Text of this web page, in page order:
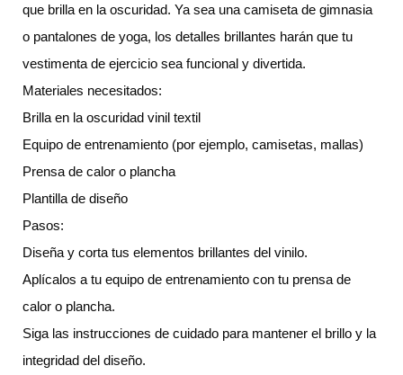
que brilla en la oscuridad. Ya sea una camiseta de gimnasia
o pantalones de yoga, los detalles brillantes harán que tu
vestimenta de ejercicio sea funcional y divertida.
Materiales necesitados:
Brilla en la oscuridad vinil textil
Equipo de entrenamiento (por ejemplo, camisetas, mallas)
Prensa de calor o plancha
Plantilla de diseño
Pasos:
Diseña y corta tus elementos brillantes del vinilo.
Aplícalos a tu equipo de entrenamiento con tu prensa de
calor o plancha.
Siga las instrucciones de cuidado para mantener el brillo y la
integridad del diseño.